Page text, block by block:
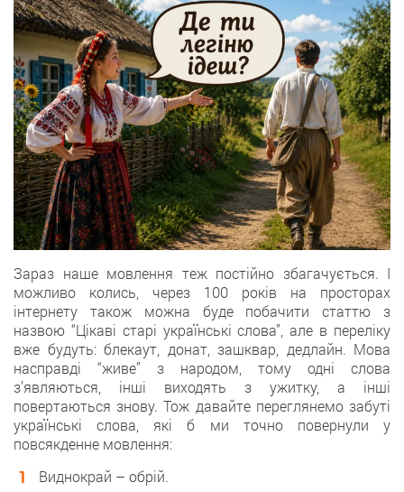
Зараз наше мовлення теж постійно збагачується. І
можливо колись, через 100 років на просторах
інтернету також можна буде побачити статтю з
назвою “Цікаві старі українські слова”, але в переліку
вже будуть: блекаут, донат, зашквар, дедлайн. Мова
насправді “живе” з народом, тому одні слова
з’являються, інші виходять з ужитку, а інші
повертаються знову. Тож давайте переглянемо забуті
українські слова, які б ми точно повернули у
повсякденне мовлення:
Виднокрай – обрій.